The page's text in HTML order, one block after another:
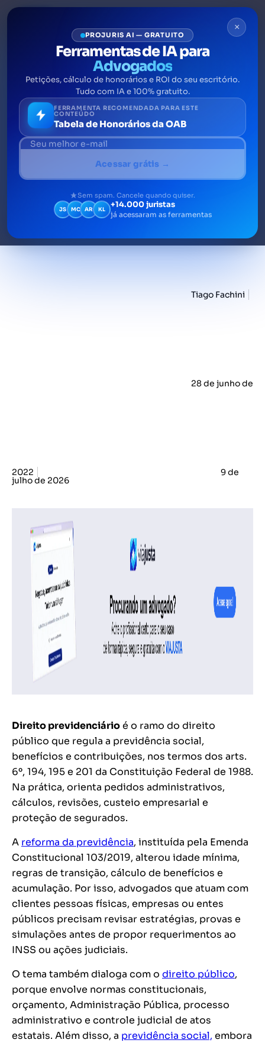
Direito Previdenciário: guia
atualizado para advogados
Direito previdenciário: entenda regras,
princípios, benefícios, reforma da
previdência e planejamento para orientar
Tiago Fachini
28 de junho de
2022 9 de
julho de 2026
Direito previdenciárioé o ramo do direito
público que regula a previdência social,
benefícios e contribuições, nos termos dos arts.
6º, 194, 195 e 201 da Constituição Federal de 1988.
Na prática, orienta pedidos administrativos,
cálculos, revisões, custeio empresarial e
proteção de segurados.
A reforma da previdência, instituída pela Emenda
Constitucional 103/2019, alterou idade mínima,
regras de transição, cálculo de benefícios e
acumulação. Por isso, advogados que atuam com
clientes pessoas físicas, empresas ou entes
públicos precisam revisar estratégias, provas e
simulações antes de propor requerimentos ao
INSS ou ações judiciais.
O tema também dialoga com o direito público,
porque envolve normas constitucionais,
orçamento, Administração Pública, processo
administrativo e controle judicial de atos
estatais. Além disso, a previdência social, embora
×
PROJURIS AI — GRATUITO
Ferramentas de IA para
Advogados
Petições, cálculo de honorários e ROI do seu escritório.
Tudo com IA e 100% gratuito.
FERRAMENTA RECOMENDADA PARA ESTE
CONTEÚDO
Tabela de Honorários da OAB
Acessar grátis →
Sem spam. Cancele quando quiser.
JS MC AR KL +14.000 juristas
já acessaram as ferramentas